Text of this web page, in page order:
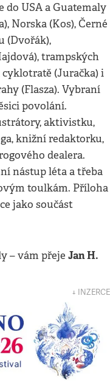
do USA a Guatemaly
Norska (Kos), Černé
(Dvořák),
trampských
(Juračka) i
(Flasza). Vybraní
povolání.
aktivistku,
knižní redaktorku,
dealera.
nástup léta a třeba
toulkám. Příloha
jako součást
– vám přeje Jan H.
↓ INZERCE